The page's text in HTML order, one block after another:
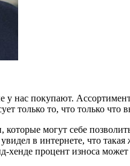
у нас покупают.
только то, что только
могут себе
в интернете, что
хенде процент износа может